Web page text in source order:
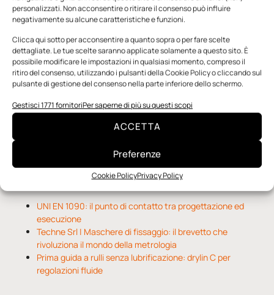
personalizzati. Non acconsentire o ritirare il consenso può influire
negativamente su alcune caratteristiche e funzioni.
Clicca qui sotto per acconsentire a quanto sopra o per fare scelte
dettagliate. Le tue scelte saranno applicate solamente a questo sito. È
possibile modificare le impostazioni in qualsiasi momento, compreso il
ritiro del consenso, utilizzando i pulsanti della Cookie Policy o cliccando sul
pulsante di gestione del consenso nella parte inferiore dello schermo.
Gestisci 1771 fornitoriPer saperne di più su questi scopi
ACCETTA
Preferenze
Cookie PolicyPrivacy Policy
Edicola Web
Notizie da Meccanicanews
Una nuova mano robotica passa da una pinza all’altra con
O-Ring, tecnica e applicazioni
Notizie da Il Progettista Industriale
UNI EN 1090: il punto di contatto tra progettazione ed
esecuzione
Techne Srl | Maschere di fissaggio: il brevetto che
rivoluziona il mondo della metrologia
Prima guida a rulli senza lubrificazione: drylin C per
regolazioni fluide